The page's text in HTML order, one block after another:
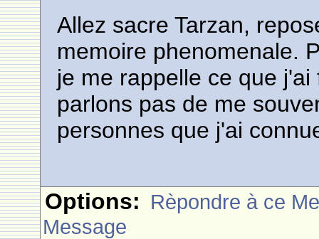
Allez sacre Tarzan,
memoire phenomenale.
je me rappelle ce que
parlons pas de me
personnes que j'ai
Options: Rèpondre à ce
Message